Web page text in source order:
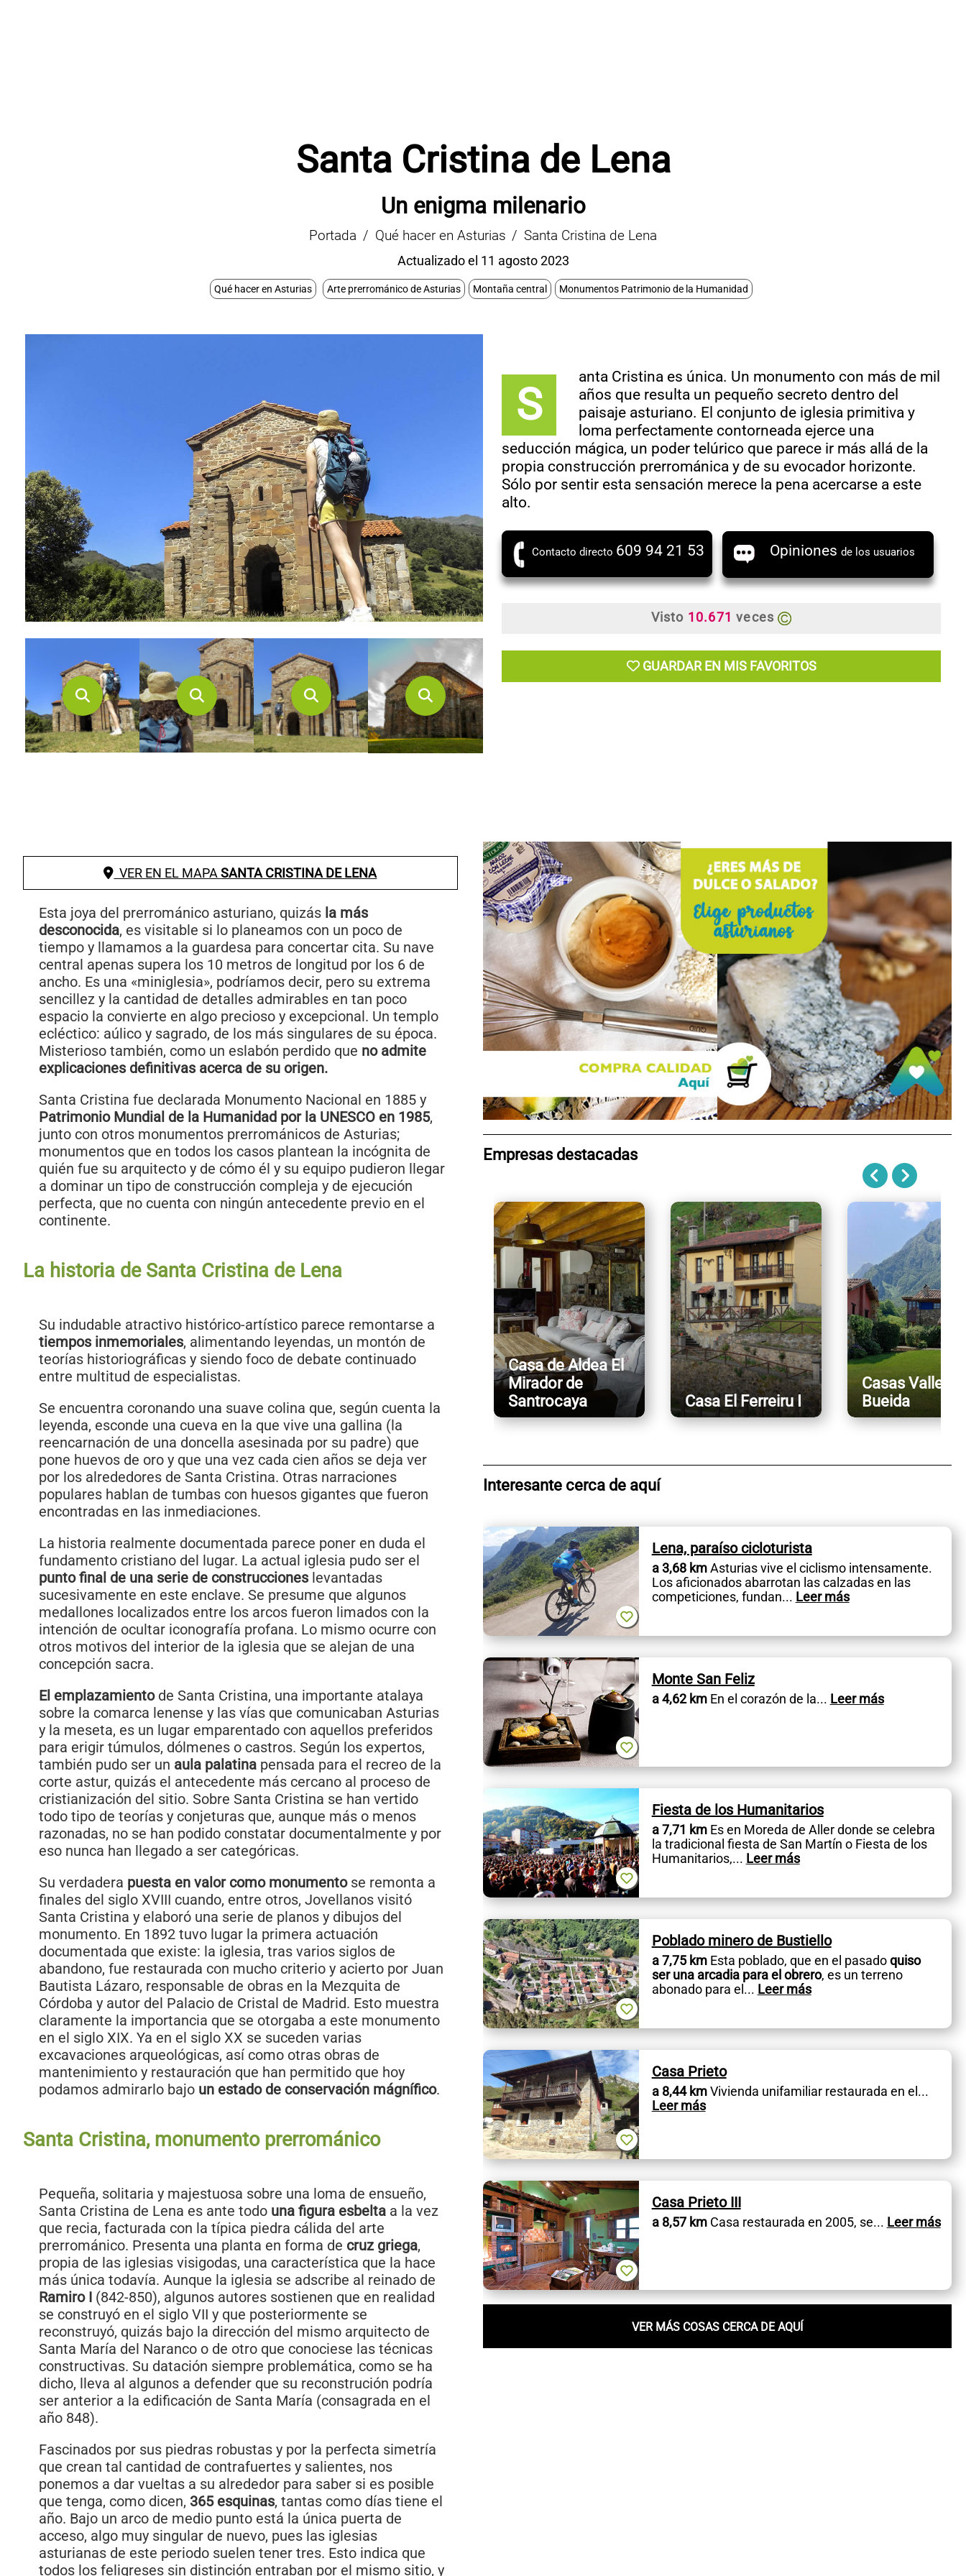
Santa Cristina de Lena
Un enigma milenario
Portada Qué hacer en Asturias Santa Cristina de Lena
Actualizado el 11 agosto 2023
Qué hacer en Asturias Arte prerrománico de Asturias Montaña central Monumentos Patrimonio de la Humanidad
S
anta Cristina es única. Un monumento con más de mil
años que resulta un pequeño secreto dentro del
paisaje asturiano. El conjunto de iglesia primitiva y
loma perfectamente contorneada ejerce una
seducción mágica, un poder telúrico que parece ir más allá de la
propia construcción prerrománica y de su evocador horizonte.
Sólo por sentir esta sensación merece la pena acercarse a este
alto.
Contacto directo 609 94 21 53 Opiniones de los usuarios
Visto 10.671 veces
GUARDAR EN MIS FAVORITOS
VER EN EL MAPASANTA CRISTINA DE LENA
Esta joya del prerrománico asturiano, quizás la más
desconocida, es visitable si lo planeamos con un poco de
tiempo y llamamos a la guardesa para concertar cita. Su nave
central apenas supera los 10 metros de longitud por los 6 de
ancho. Es una «miniglesia», podríamos decir, pero su extrema
sencillez y la cantidad de detalles admirables en tan poco
espacio la convierte en algo precioso y excepcional. Un templo
ecléctico: aúlico y sagrado, de los más singulares de su época.
Misterioso también, como un eslabón perdido que no admite
explicaciones definitivas acerca de su origen.
Santa Cristina fue declarada Monumento Nacional en 1885 y
Patrimonio Mundial de la Humanidad por la UNESCO en 1985,
junto con otros monumentos prerrománicos de Asturias;
monumentos que en todos los casos plantean la incógnita de
quién fue su arquitecto y de cómo él y su equipo pudieron llegar
a dominar un tipo de construcción compleja y de ejecución
perfecta, que no cuenta con ningún antecedente previo en el
continente.
La historia de Santa Cristina de Lena
Su indudable atractivo histórico-artístico parece remontarse a
tiempos inmemoriales, alimentando leyendas, un montón de
teorías historiográficas y siendo foco de debate continuado
entre multitud de especialistas.
Se encuentra coronando una suave colina que, según cuenta la
leyenda, esconde una cueva en la que vive una gallina (la
reencarnación de una doncella asesinada por su padre) que
pone huevos de oro y que una vez cada cien años se deja ver
por los alrededores de Santa Cristina. Otras narraciones
populares hablan de tumbas con huesos gigantes que fueron
encontradas en las inmediaciones.
La historia realmente documentada parece poner en duda el
fundamento cristiano del lugar. La actual iglesia pudo ser el
punto final de una serie de construccioneslevantadas
sucesivamente en este enclave. Se presume que algunos
medallones localizados entre los arcos fueron limados con la
intención de ocultar iconografía profana. Lo mismo ocurre con
otros motivos del interior de la iglesia que se alejan de una
concepción sacra.
El emplazamientode Santa Cristina, una importante atalaya
sobre la comarca lenense y las vías que comunicaban Asturias
y la meseta, es un lugar emparentado con aquellos preferidos
para erigir túmulos, dólmenes o castros. Según los expertos,
también pudo ser un aula palatina pensada para el recreo de la
corte astur, quizás el antecedente más cercano al proceso de
cristianización del sitio. Sobre Santa Cristina se han vertido
todo tipo de teorías y conjeturas que, aunque más o menos
razonadas, no se han podido constatar documentalmente y por
eso nunca han llegado a ser categóricas.
Su verdadera puesta en valor como monumentose remonta a
finales del siglo XVIII cuando, entre otros, Jovellanos visitó
Santa Cristina y elaboró una serie de planos y dibujos del
monumento. En 1892 tuvo lugar la primera actuación
documentada que existe: la iglesia, tras varios siglos de
abandono, fue restaurada con mucho criterio y acierto por Juan
Bautista Lázaro, responsable de obras en la Mezquita de
Córdoba y autor del Palacio de Cristal de Madrid. Esto muestra
claramente la importancia que se otorgaba a este monumento
en el siglo XIX. Ya en el siglo XX se suceden varias
excavaciones arqueológicas, así como otras obras de
mantenimiento y restauración que han permitido que hoy
podamos admirarlo bajo un estado de conservación mágnífico.
Santa Cristina, monumento prerrománico
Pequeña, solitaria y majestuosa sobre una loma de ensueño,
Santa Cristina de Lena es ante todo una figura esbelta a la vez
que recia, facturada con la típica piedra cálida del arte
prerrománico. Presenta una planta en forma de cruz griega,
propia de las iglesias visigodas, una característica que la hace
más única todavía. Aunque la iglesia se adscribe al reinado de
Ramiro I (842-850), algunos autores sostienen que en realidad
se construyó en el siglo VII y que posteriormente se
reconstruyó, quizás bajo la dirección del mismo arquitecto de
Santa María del Naranco o de otro que conociese las técnicas
constructivas. Su datación siempre problemática, como se ha
dicho, lleva al algunos a defender que su reconstrución podría
ser anterior a la edificación de Santa María (consagrada en el
año 848).
Fascinados por sus piedras robustas y por la perfecta simetría
que crean tal cantidad de contrafuertes y salientes, nos
ponemos a dar vueltas a su alrededor para saber si es posible
que tenga, como dicen, 365 esquinas, tantas como días tiene el
año. Bajo un arco de medio punto está la única puerta de
acceso, algo muy singular de nuevo, pues las iglesias
asturianas de este periodo suelen tener tres. Esto indica que
todos los feligreses sin distinción entraban por el mismo sitio, y
Empresas destacadas
Casa de Aldea El
Mirador de
Santrocaya
Casa El Ferreiru I
Casas Valle de
Bueida
Interesante cerca de aquí
Lena, paraíso cicloturista
a 3,68 kmAsturias vive el ciclismo intensamente.
Los aficionados abarrotan las calzadas en las
competiciones, fundan... Leer más
Monte San Feliz
a 4,62 kmEn el corazón de la... Leer más
Fiesta de los Humanitarios
a 7,71 kmEs en Moreda de Aller donde se celebra
la tradicional fiesta de San Martín o Fiesta de los
Humanitarios,... Leer más
Poblado minero de Bustiello
a 7,75 kmEsta poblado, que en el pasadoquiso
ser una arcadia para el obrero, es un terreno
abonado para el ... Leer más
Casa Prieto
a 8,44 kmVivienda unifamiliar restaurada en el ...
Leer más
Casa Prieto III
a 8,57 kmCasa restaurada en 2005, se... Leer más
VER MÁS COSAS CERCA DE AQUÍ